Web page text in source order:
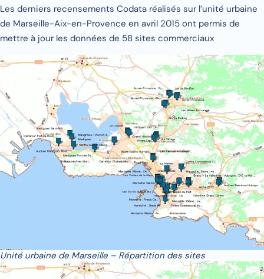
Les derniers recensements Codata réalisés sur l’unité urbaine
de Marseille-Aix-en-Provence en avril 2015 ont permis de
mettre à jour les données de 58 sites commerciaux
Unité urbaine de Marseille – Répartition des sites